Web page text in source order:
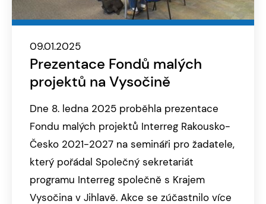
09.01.2025
Prezentace Fondů malých
projektů na Vysočině
Dne 8. ledna 2025 proběhla prezentace
Fondu malých projektů Interreg Rakousko-
Česko 2021-2027 na semináři pro žadatele,
který pořádal Společný sekretariát
programu Interreg společně s Krajem
Vysočina v Jihlavě. Akce se zúčastnilo více